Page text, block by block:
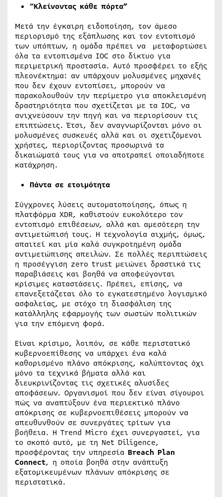
“Κλείνοντας κάθε πόρτα”
Μετά την έγκαιρη ειδοποίηση, τον άμεσο
περιορισμό της εξάπλωσης και τον εντοπισμό
των υπόπτων, η ομάδα πρέπει να μεταφορτώσει
όλα τα εντοπισμένα IOC στο δίκτυο για
περιμετρική προστασία. Αυτό προσφέρει το εξής
πλεονέκτημα: αν υπάρχουν μολυσμένες μηχανές
που δεν έχουν εντοπίσει, μπορούν να
παρακολουθούν την περίμετρο για αποκλεισμένη
δραστηριότητα που σχετίζεται με τα IOC, να
ανιχνεύσουν την πηγή και να περιορίσουν τις
επιπτώσεις. Έτσι, δεν αναγνωρίζονται μόνο οι
μολυσμένες συσκευές αλλά και οι σχετιζόμενοι
χρήστες, περιορίζοντας προσωρινά τα
δικαιώματά τους για να αποτραπεί οποιαδήποτε
κατάχρηση.
Πάντα σε ετοιμότητα
Σύγχρονες λύσεις αυτοματοποίησης, όπως η
πλατφόρμα XDR, καθιστούν ευκολότερο τον
εντοπισμό επιθέσεων, αλλά και αμεσότερη την
αντιμετώπισή τους. Η τεχνολογία αιχμής, όμως,
απαιτεί και μία καλά συγκροτημένη ομάδα
αντιμετώπισης απειλών. Σε πολλές περιπτώσεις
η προσέγγιση zero trust μειώνει δραστικά τις
παραβιάσεις και βοηθά να αποφεύγονται
κρίσιμες καταστάσεις. Πρέπει, επίσης, να
επανεξετάζεται όλο το εγκατεστημένο λογισμικό
ασφαλείας, με στόχο τη διασφάλιση της
κατάλληλης εφαρμογής των σωστών πολιτικών
για την επόμενη φορά.
Είναι κρίσιμο, λοιπόν, σε κάθε περιστατικό
κυβερνοεπίθεσης να υπάρχει ένα καλά
καθορισμένο πλάνο απόκρισης, καλύπτοντας όχι
μόνο τα τεχνικά βήματα αλλά και
διευκρινίζοντας τις σχετικές αλυσίδες
αποφάσεων. Οργανισμοί που δεν είναι σίγουροι
πώς να αναπτύξουν ένα περιεκτικό πλάνο
απόκρισης σε κυβερνοεπιθέσεις μπορούν να
απευθυνθούν σε συνεργάτες τρίτων για
βοήθεια. Η Trend Micro έχει συνεργαστεί, για
το σκοπό αυτό, με τη Net Diligence,
προσφέροντας την υπηρεσία Breach Plan
Connect, η οποία βοηθά στην ανάπτυξη
εξατομικευμένων πλάνων απόκρισης σε
περιστατικά.